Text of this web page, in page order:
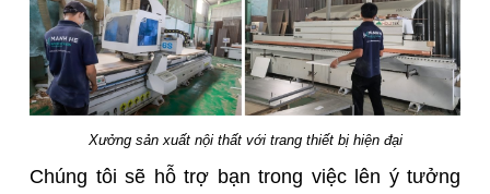
Xưởng sản xuất nội thất với trang thiết bị hiện đại
Chúng tôi sẽ hỗ trợ bạn trong việc lên ý tưởng